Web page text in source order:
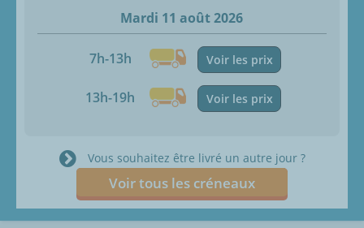
Mardi 11 août 2026
7h-13h Voir les prix
13h-19h Voir les prix
Vous souhaitez être livré un autre jour ?
Voir tous les créneaux